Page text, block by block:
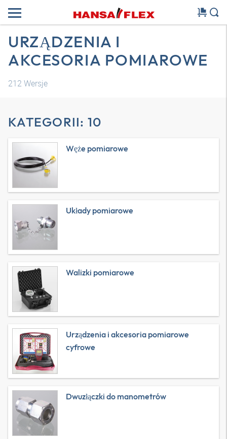
URZĄDZENIA I
AKCESORIA POMIAROWE
212 Wersje
KATEGORII: 10
Węże pomiarowe
Układy pomiarowe
Walizki pomiarowe
Urządzenia i akcesoria pomiarowe
cyfrowe
Dwuzłączki do manometrów